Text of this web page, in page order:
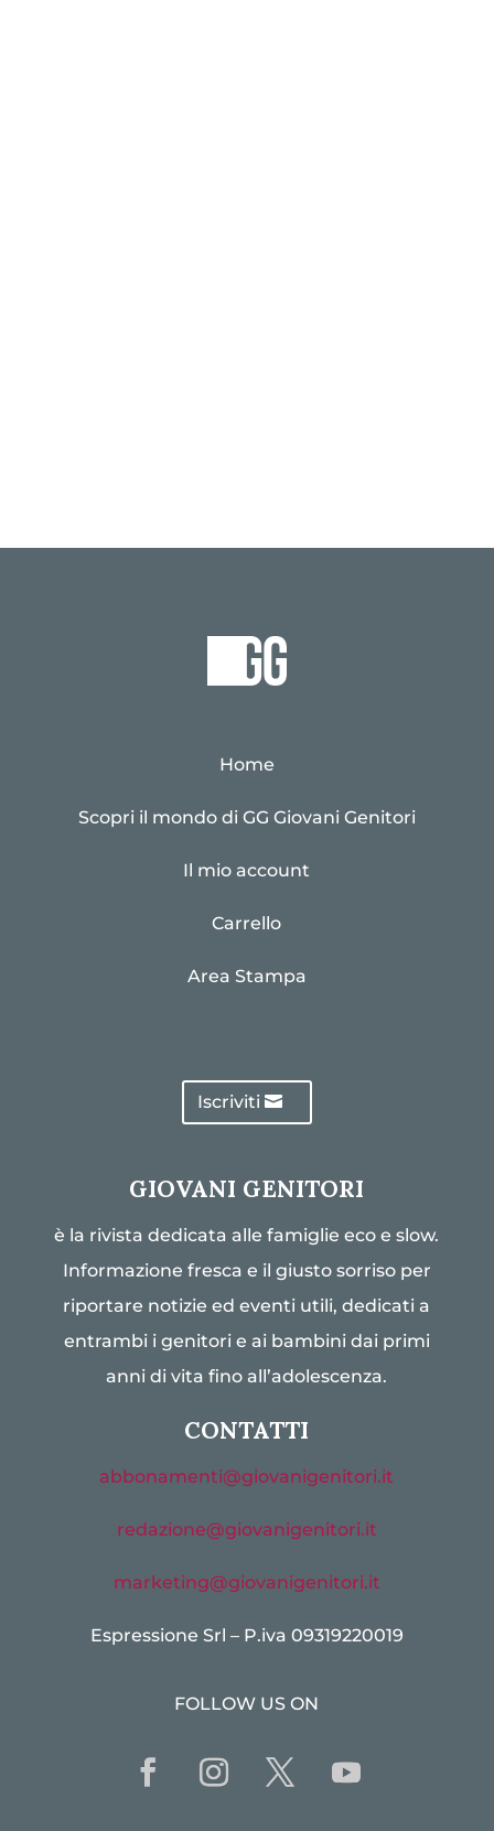
Home
Scopri il mondo di GG Giovani Genitori
Il mio account
Carrello
Area Stampa
Iscriviti
GIOVANI GENITORI
è la rivista dedicata alle famiglie eco e slow.
Informazione fresca e il giusto sorriso per
riportare notizie ed eventi utili, dedicati a
entrambi i genitori e ai bambini dai primi
anni di vita fino all’adolescenza.
CONTATTI
abbonamenti@giovanigenitori.it
redazione@giovanigenitori.it
marketing@giovanigenitori.it
Espressione Srl – P.iva 09319220019
FOLLOW US ON